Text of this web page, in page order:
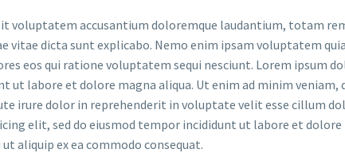
voluptatem accusantium doloremque laudantium, totam
dicta sunt explicabo. Nemo enim ipsam voluptatem
eos qui ratione voluptatem sequi nesciunt. Lorem ipsum
ut labore et dolore magna aliqua. Ut enim ad minim veniam,
irure dolor in reprehenderit in voluptate velit esse cillum
elit, sed do eiusmod tempor incididunt ut labore et dolore
aliquip ex ea commodo consequat.